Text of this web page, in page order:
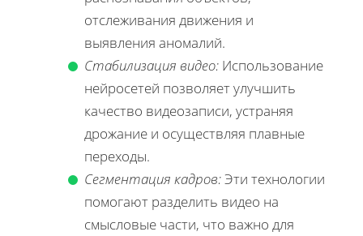
отслеживания движения и
выявления аномалий.
Стабилизация видео: Использование
нейросетей позволяет улучшить
качество видеозаписи, устраняя
дрожание и осуществляя плавные
переходы.
Сегментация кадров:Эти технологии
помогают разделить видео на
смысловые части, что важно для